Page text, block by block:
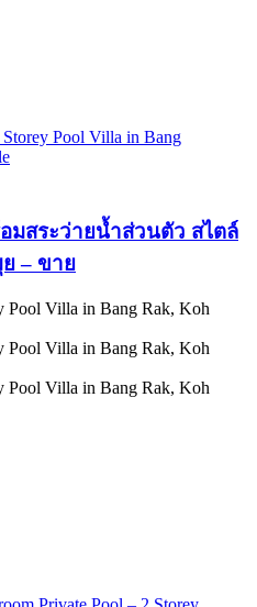
มสระว่ายน้ำส่วนตัว สไตล์
ย – ขาย